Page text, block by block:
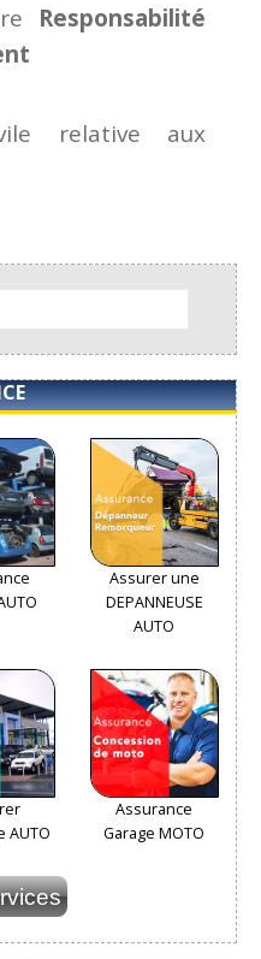
Responsabilité
relative aux
Assurer une
DEPANNEUSE
AUTO
AUTO
Assurance
Garage MOTO